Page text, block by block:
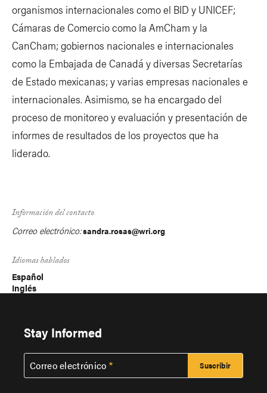
organismos internacionales como el BID y UNICEF;
Cámaras de Comercio como la AmCham y la
CanCham; gobiernos nacionales e internacionales
como la Embajada de Canadá y diversas Secretarías
de Estado mexicanas; y varias empresas nacionales e
internacionales. Asimismo, se ha encargado del
proceso de monitoreo y evaluación y presentación de
informes de resultados de los proyectos que ha
liderado.
Información del contacto
Correo electrónico:sandra.rosas@wri.org
Idiomas hablados
Español
Inglés
Stay Informed
Correo electrónico